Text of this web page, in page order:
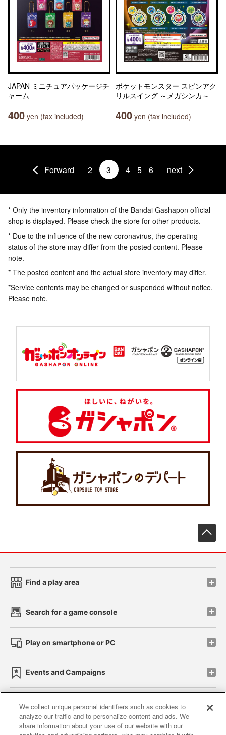
JAPAN ミニチュアパッケージチ
ャーム
400 yen (tax included)
ポケットモンスター スピンアク
リルスイング ～メガシンカ～
400 yen (tax included)
Forward 2 3 4 5 6 next
* Only the inventory information of the Bandai Gashapon official
shop is displayed. Please check the store for other products.
* Due to the influence of the new coronavirus, the operating
status of the store may differ from the posted content. Please
note.
* The posted content and the actual store inventory may differ.
*Service contents may be changed or suspended without notice.
Please note.
Find a play area
Search for a game console
Play on smartphone or PC
Events and Campaigns
Affiliate Sustainability site policy privacy policy
We collect unique personal identifiers such as cookies to
analyze our traffic and to personalize content and ads. We
share information about your use of our website with our